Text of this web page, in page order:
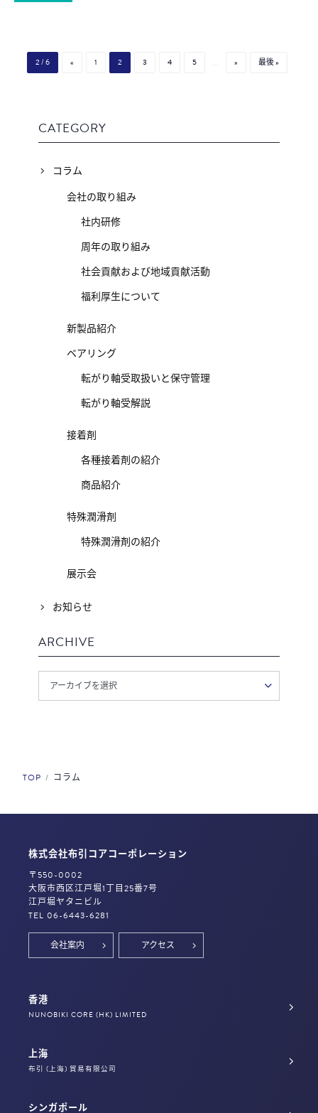
2 / 6 « 1 2 3 4 5 ... » 最後 »
CATEGORY
コラム
会社の取り組み
社内研修
周年の取り組み
社会貢献および地域貢献活動
福利厚生について
新製品紹介
ベアリング
転がり軸受取扱いと保守管理
転がり軸受解説
接着剤
各種接着剤の紹介
商品紹介
特殊潤滑剤
特殊潤滑剤の紹介
展示会
お知らせ
ARCHIVE
TOP コラム
株式会社布引コアコーポレーション
〒550-0002
大阪市西区江戸堀1丁目25番7号
江戸堀ヤタニビル
TEL 06-6443-6281
会社案内 アクセス
香港
NUNOBIKI CORE (HK) LIMITED
上海
布引 (上海) 貿易有限公司
シンガポール